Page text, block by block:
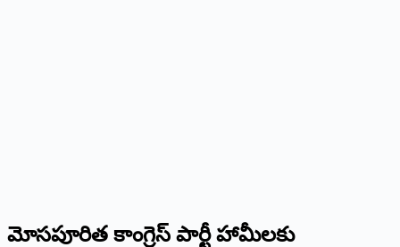
మోసపూరిత కాంగ్రెస్ పార్టీ హామీలకు